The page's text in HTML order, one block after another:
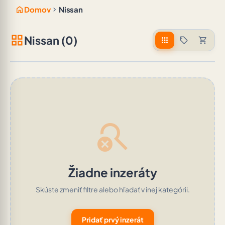
home Domov chevron_right Nissan
grid_viewNissan (0) apps sell shopping_cart
search_off
Žiadne inzeráty
Skúste zmeniť filtre alebo hľadať v inej kategórii.
Pridať prvý inzerát